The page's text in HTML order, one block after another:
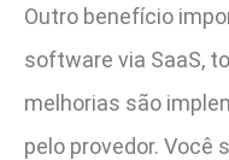
Outro benefício
software via SaaS,
melhorias são
pelo provedor. Você